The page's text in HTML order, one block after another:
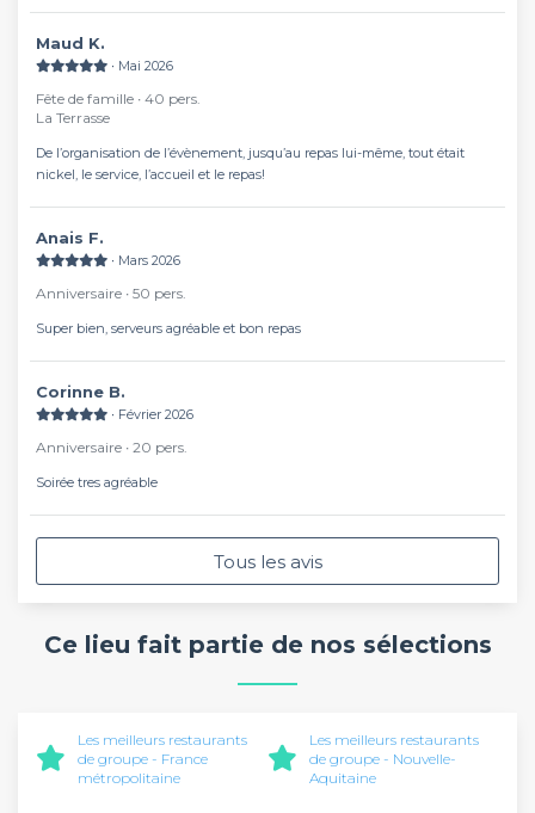
Maud K.
∙ Mai 2026
Fête de famille ∙ 40 pers.
La Terrasse
De l’organisation de l’évènement, jusqu’au repas lui-même, tout était
nickel, le service, l’accueil et le repas!
Anais F.
∙ Mars 2026
Anniversaire ∙ 50 pers.
Super bien, serveurs agréable et bon repas
Corinne B.
∙ Février 2026
Anniversaire ∙ 20 pers.
Soirée tres agréable
Tous les avis
Ce lieu fait partie de nos sélections
Les meilleurs restaurants
de groupe - France
métropolitaine
Les meilleurs restaurants
de groupe - Nouvelle-
Aquitaine